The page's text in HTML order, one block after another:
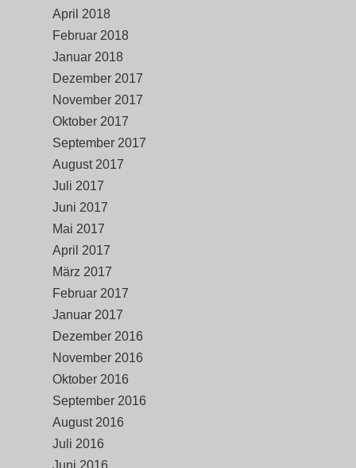
April 2018
Februar 2018
Januar 2018
Dezember 2017
November 2017
Oktober 2017
September 2017
August 2017
Juli 2017
Juni 2017
Mai 2017
April 2017
März 2017
Februar 2017
Januar 2017
Dezember 2016
November 2016
Oktober 2016
September 2016
August 2016
Juli 2016
Juni 2016